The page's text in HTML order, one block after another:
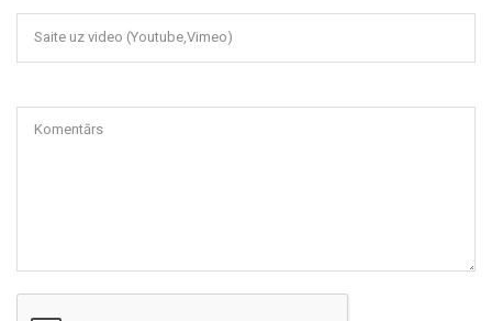
Saite uz video (Youtube,Vimeo)
Komentārs